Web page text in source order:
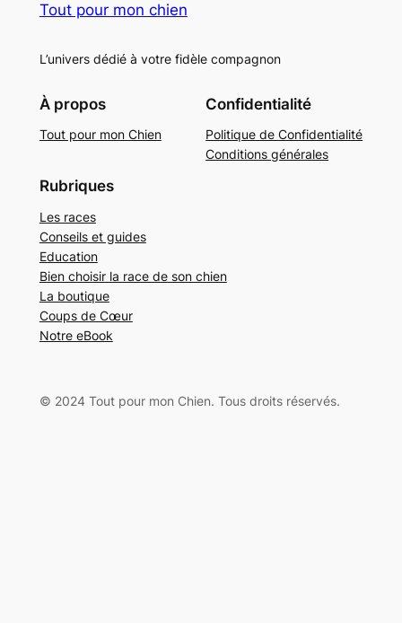
Tout pour mon chien
L’univers dédié à votre fidèle compagnon
À propos
Tout pour mon Chien
Confidentialité
Politique de Confidentialité
Conditions générales
Rubriques
Les races
Conseils et guides
Education
Bien choisir la race de son chien
La boutique
Coups de Cœur
Notre eBook
© 2024 Tout pour mon Chien. Tous droits réservés.